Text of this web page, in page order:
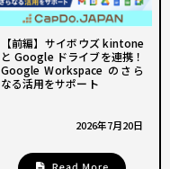
【前編】サイボウズ kintone
と Google ドライブを連携！
Google Workspace のさら
なる活用をサポート
2026年7月20日